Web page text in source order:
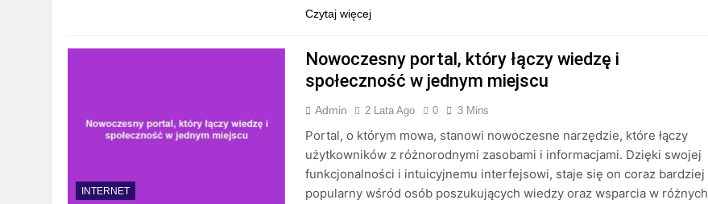
Czytaj więcej
INTERNET
Nowoczesny portal, który łączy wiedzę i
społeczność w jednym miejscu
Admin 2 Lata Ago 0 3 Mins
Portal, o którym mowa, stanowi nowoczesne narzędzie, które łączy
użytkowników z różnorodnymi zasobami i informacjami. Dzięki swojej
funkcjonalności i intuicyjnemu interfejsowi, staje się on coraz bardziej
popularny wśród osób poszukujących wiedzy oraz wsparcia w różnych